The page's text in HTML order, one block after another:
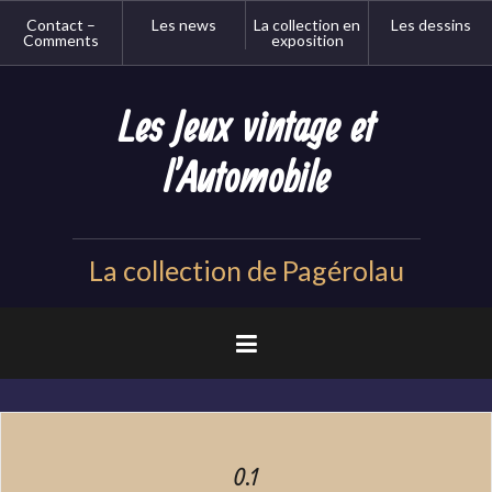
Contact –
Comments
Les news
La collection en
exposition
Les dessins
Les Jeux vintage et
l'Automobile
La collection de Pagérolau
0.1